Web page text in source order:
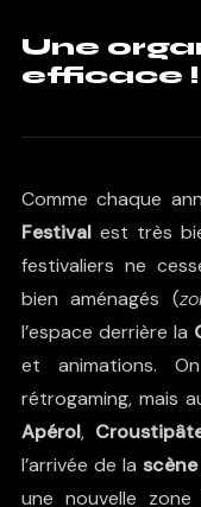
Une
efficace !
Comme chaque
Festivalest très
festivaliers ne
bien aménagés (
l’espace derrière la
et animations.
rétrogaming, mais
Apérol,
l’arrivée de la
une nouvelle